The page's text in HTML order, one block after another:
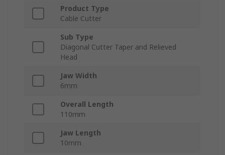
Product Type
Cable Cutter
Sub Type
Diagonal Cutter Taper and Relieved
Head
Jaw Width
6mm
Overall Length
110mm
Jaw Length
10mm